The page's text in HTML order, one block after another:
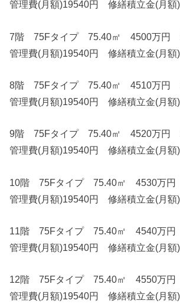
管理費(月額)19540円 修繕積立金(月額
7階 75Fタイプ 75.40㎡ 4500万円
管理費(月額)19540円 修繕積立金(月額
8階 75Fタイプ 75.40㎡ 4510万円
管理費(月額)19540円 修繕積立金(月額
9階 75Fタイプ 75.40㎡ 4520万円
管理費(月額)19540円 修繕積立金(月額
10階 75Fタイプ 75.40㎡ 4530万円
管理費(月額)19540円 修繕積立金(月額
11階 75Fタイプ 75.40㎡ 4540万円
管理費(月額)19540円 修繕積立金(月額
12階 75Fタイプ 75.40㎡ 4550万円
管理費(月額)19540円 修繕積立金(月額